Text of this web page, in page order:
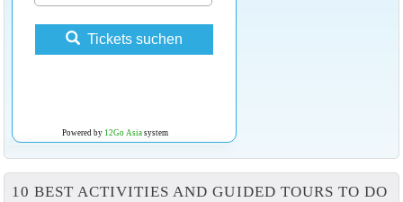
Tickets suchen
Powered by 12Go Asiasystem
10 BEST ACTIVITIES AND GUIDED TOURS TO DO